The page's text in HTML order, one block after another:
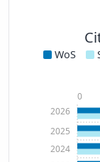
WoS
2024
2025
2026
0